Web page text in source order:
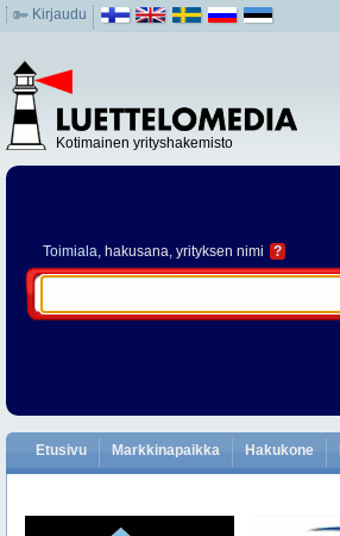
Kirjaudu
Kotimainen yrityshakemisto
Toimiala, hakusana, yrityksen nimi ?
Etusivu Markkinapaikka Hakukone